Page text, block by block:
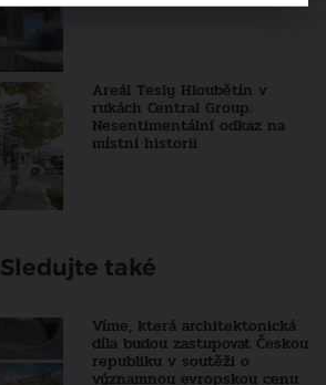
Areál Tesly Hloubětín v
rukách Central Group:
Nesentimentální odkaz na
místní historii
Sledujte také
Víme, která architektonická
díla budou zastupovat Českou
republiku v soutěži o
významnou evropskou cenu